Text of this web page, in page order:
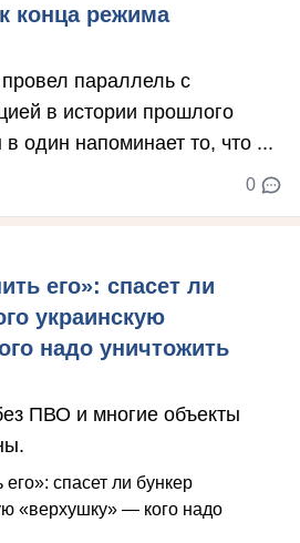
конца режима
параллель с
в истории прошлого
один напоминает то, что ...
0
его»: спасет ли
украинскую
надо уничтожить
ПВО и многие объекты